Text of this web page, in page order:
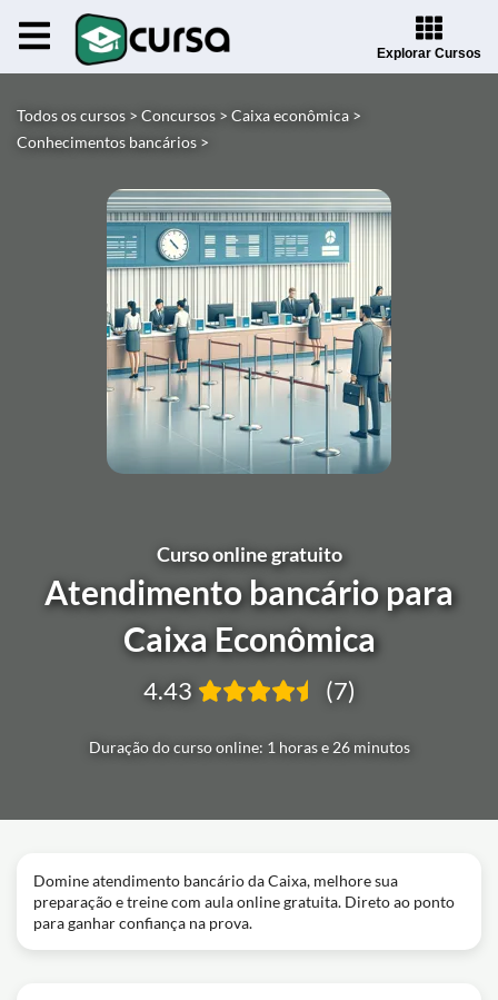
Explorar Cursos
Todos os cursos > Concursos > Caixa econômica >
Conhecimentos bancários >
Curso online gratuito
Atendimento bancário para
Caixa Econômica
Duração do curso online: 1 horas e 26 minutos
4.43 (7)
Domine atendimento bancário da Caixa, melhore sua
preparação e treine com aula online gratuita. Direto ao ponto
para ganhar confiança na prova.